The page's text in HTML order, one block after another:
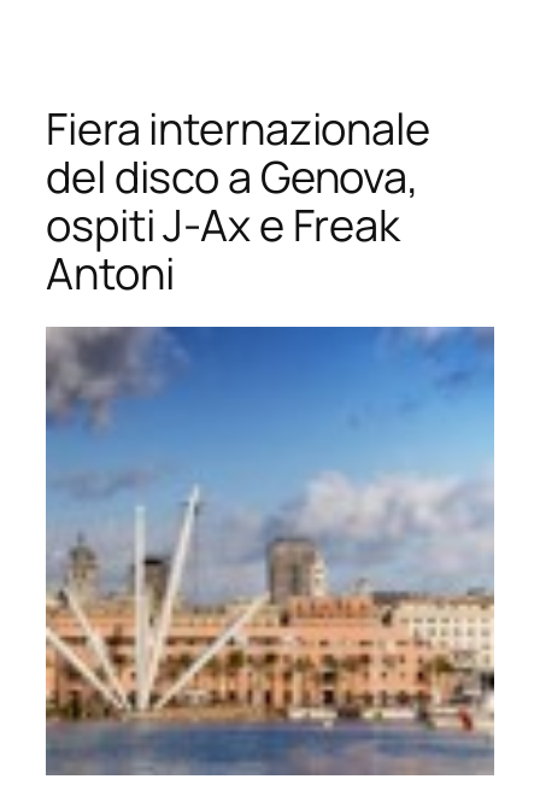
contenuto
Fiera internazionale
del disco a Genova,
ospiti J-Ax e Freak
Antoni